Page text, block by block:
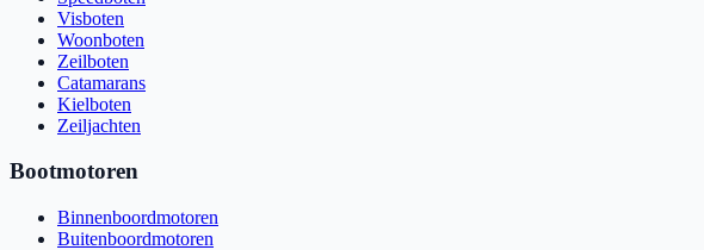
Visboten
Woonboten
Zeilboten
Catamarans
Kielboten
Zeiljachten
Bootmotoren
Binnenboordmotoren
Buitenboordmotoren